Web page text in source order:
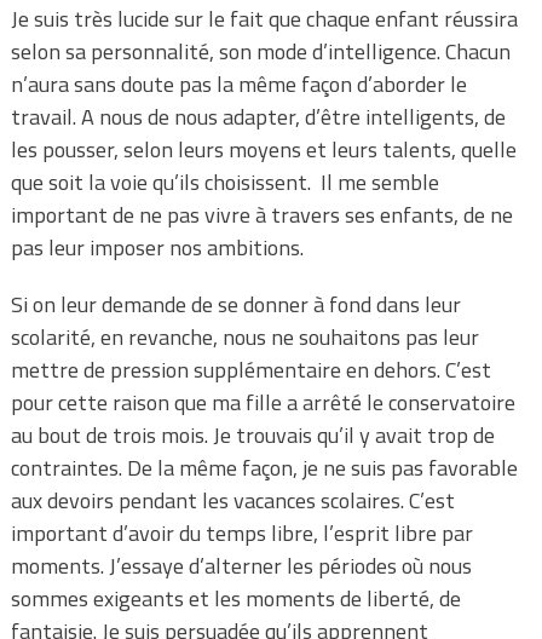
Je suis très lucide sur le fait que chaque enfant réussira
selon sa personnalité, son mode d’intelligence. Chacun
n’aura sans doute pas la même façon d’aborder le
travail. A nous de nous adapter, d’être intelligents, de
les pousser, selon leurs moyens et leurs talents, quelle
que soit la voie qu’ils choisissent. Il me semble
important de ne pas vivre à travers ses enfants, de ne
pas leur imposer nos ambitions.
Si on leur demande de se donner à fond dans leur
scolarité, en revanche, nous ne souhaitons pas leur
mettre de pression supplémentaire en dehors. C’est
pour cette raison que ma fille a arrêté le conservatoire
au bout de trois mois. Je trouvais qu’il y avait trop de
contraintes. De la même façon, je ne suis pas favorable
aux devoirs pendant les vacances scolaires. C’est
important d’avoir du temps libre, l’esprit libre par
moments. J’essaye d’alterner les périodes où nous
sommes exigeants et les moments de liberté, de
fantaisie. Je suis persuadée qu’ils apprennent